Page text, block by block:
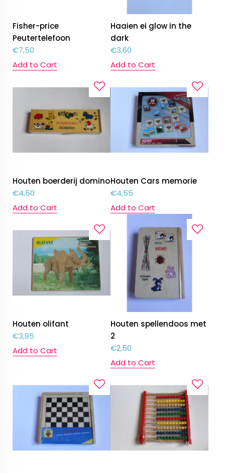
Fisher-price
Peutertelefoon
€7,50
Add to Cart
Haaien ei glow in the
dark
€3,60
Add to Cart
Houten boerderij domino
€4,50
Add to Cart
Houten Cars memorie
€4,55
Add to Cart
Houten olifant
€3,95
Add to Cart
Houten spellendoos met
2
€2,50
Add to Cart